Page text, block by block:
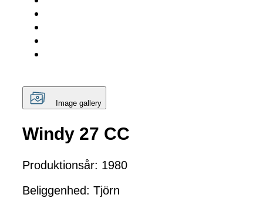
Image gallery
Windy 27 CC
Produktionsår: 1980
Beliggenhed: Tjörn